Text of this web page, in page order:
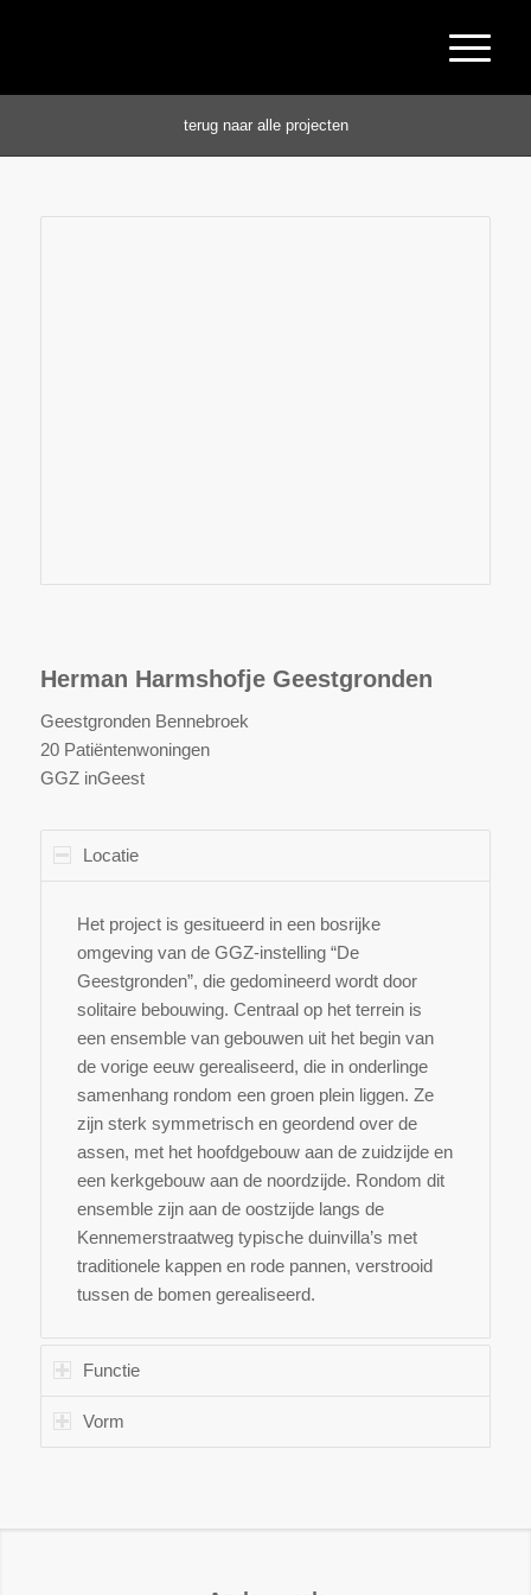
terug naar alle projecten
Herman Harmshofje Geestgronden
Geestgronden Bennebroek
20 Patiëntenwoningen
GGZ inGeest
Locatie
Het project is gesitueerd in een bosrijke
omgeving van de GGZ-instelling “De
Geestgronden”, die gedomineerd wordt door
solitaire bebouwing. Centraal op het terrein is
een ensemble van gebouwen uit het begin van
de vorige eeuw gerealiseerd, die in onderlinge
samenhang rondom een groen plein liggen. Ze
zijn sterk symmetrisch en geordend over de
assen, met het hoofdgebouw aan de zuidzijde en
een kerkgebouw aan de noordzijde. Rondom dit
ensemble zijn aan de oostzijde langs de
Kennemerstraatweg typische duinvilla’s met
traditionele kappen en rode pannen, verstrooid
tussen de bomen gerealiseerd.
Functie
Vorm